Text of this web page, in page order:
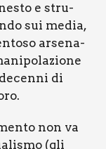
e stru­
sui media,
arse­na­
di
non va
(gli